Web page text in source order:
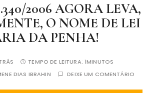
2006 AGORA LEVA,
O NOME DE LEI
DA PENHA!
TEMPO DE LEITURA:1MINUTOS
DIAS IBRAHIN DEIXE UM COMENTÁRIO